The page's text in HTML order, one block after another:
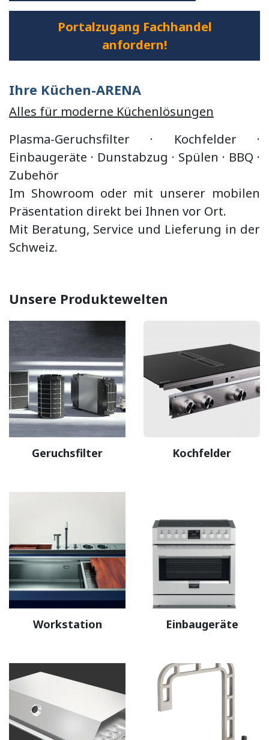
Portalzugang Fachhandel
anfordern!
Ihre Küchen-ARENA
Alles für moderne Küchenlösungen
Plasma-Geruchsfilter · Kochfelder ·
Einbaugeräte · Dunstabzug · Spülen · BBQ ·
Zubehör
Im Showroom oder mit unserer mobilen
Präsentation direkt bei Ihnen vor Ort.
Mit Beratung, Service und Lieferung in der
Schweiz.
Unsere Produktewelten
Geruchsfilter Kochfelder
Workstation Einbaugeräte